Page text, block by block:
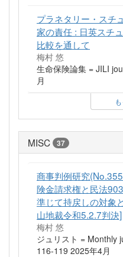
プラネタリー・スチ
家の責任 : 日英スチ
比較を通して
梅村 悠
生命保険論集 = JILI
月
MISC 37
商事判例研究
険金請求権と民法
準じて持戻しの対象
山地裁令和5.2.7判決]
梅村 悠
ジュリスト = Monthly
116-119 2025年4月